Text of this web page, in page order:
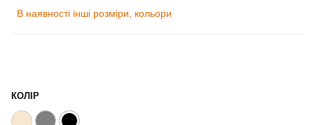
В наявності інші розміри, кольори
КОЛІР